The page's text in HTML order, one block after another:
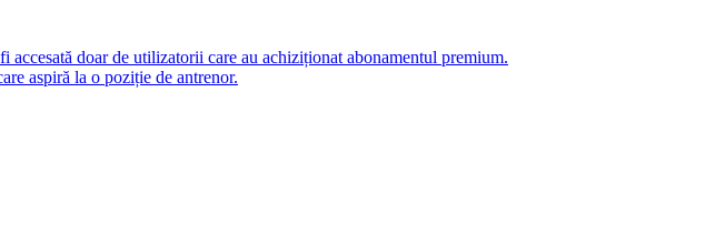
doar de utilizatorii care au achiziționat abonamentul premium.
aspiră la o poziție de antrenor.